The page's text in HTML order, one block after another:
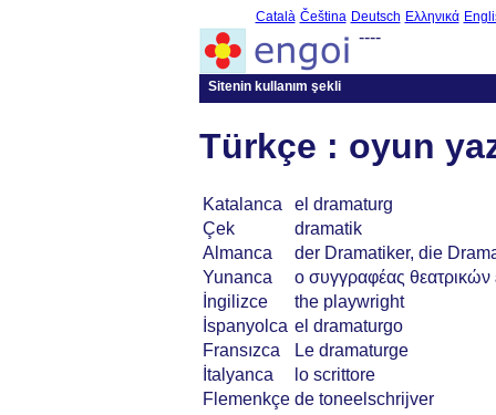
Català Čeština Deutsch Ελληνικά
----
Sitenin kullanım şekli
Türkçe : oyun
Katalanca
el dramaturg
Çek
dramatik
Almanca
der Dramatiker, die
Yunanca
ο συγγραφέας
İngilizce
the playwright
İspanyolca el dramaturgo
Fransızca
Le dramaturge
İtalyanca
lo scrittore
Flemenkçe de toneelschrijver